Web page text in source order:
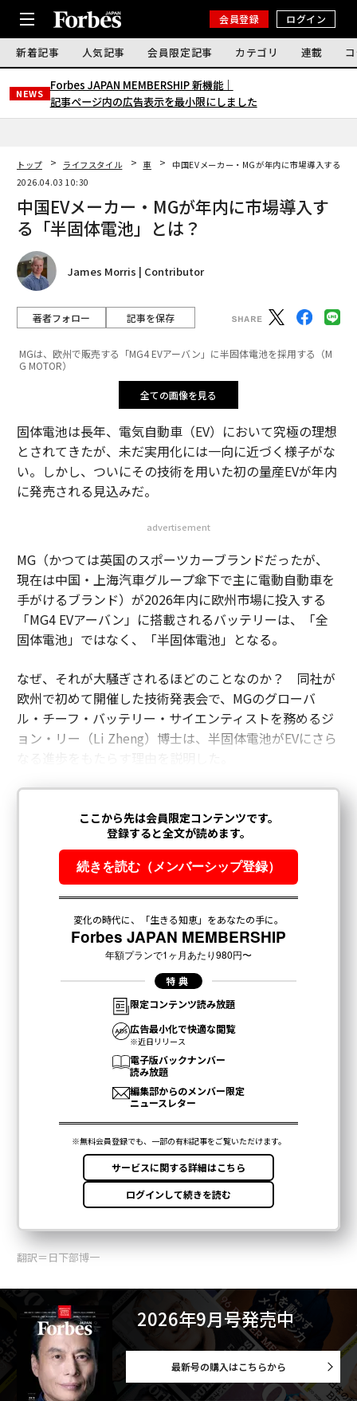
会員登録 ログイン
新着記事 人気記事 会員限定記事 カテゴリ 連載
NEWS
Forbes JAPAN MEMBERSHIP 新機能｜
記事ページ内の広告表示を最小限にしました
トップ ライフスタイル 車
中国EVメーカー・MGが年内に市場導入する「
2026.04.03 10:30
中国EVメーカー・MGが年内に市場導入す
る「半固体電池」とは？
James Morris | Contributor
著者フォロー 記事を保存
MGは、欧州で販売する「MG4 EVアーバン」に半固体電池を採用する（M
G MOTOR）
全ての画像を見る
固体電池は長年、電気自動車（EV）において究極の理想
とされてきたが、未だ実用化には一向に近づく様子がな
い。しかし、ついにその技術を用いた初の量産EVが年内
に発売される見込みだ。
advertisement
MG（かつては英国のスポーツカーブランドだったが、
現在は中国・上海汽車グループ傘下で主に電動自動車を
手がけるブランド）が2026年内に欧州市場に投入する
「MG4 EVアーバン」に搭載されるバッテリーは、「全
固体電池」ではなく、「半固体電池」となる。
なぜ、それが大騒ぎされるほどのことなのか？ 同社が
欧州で初めて開催した技術発表会で、MGのグローバ
ル・チーフ・バッテリー・サイエンティストを務めるジ
ョン・リー（Li Zheng）博士は、半固体電池がEVにさら
翻訳＝日下部博一
2026年9月号発売中
最新号の購入はこちらから